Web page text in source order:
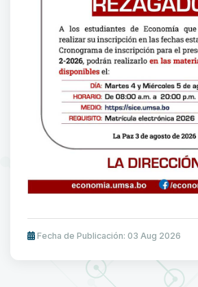
Fecha de Publicación: 03 Aug 2026